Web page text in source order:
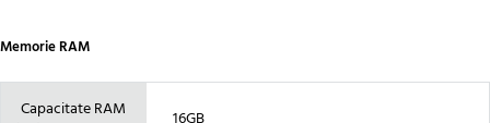
Memorie RAM
Capacitate RAM